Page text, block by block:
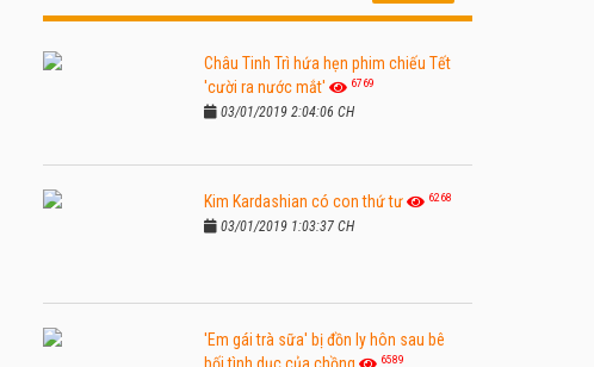
Châu Tinh Trì hứa hẹn phim chiếu Tết
'cười ra nước mắt'
6769
03/01/2019 2:04:06 CH
Kim Kardashian có con thứ tư 6268
03/01/2019 1:03:37 CH
'Em gái trà sữa' bị đồn ly hôn sau bê
6589